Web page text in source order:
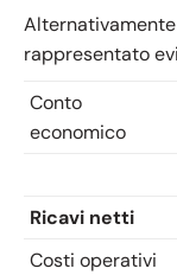
rappresentato
Conto
economico
Ricavi netti
Costi operativi